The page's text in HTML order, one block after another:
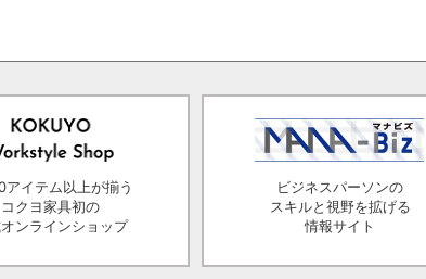
イテム以上が揃う
コクヨ家具初の
ンラインショップ
ビジネスパーソンの
スキルと視野を拡げる
情報サイト